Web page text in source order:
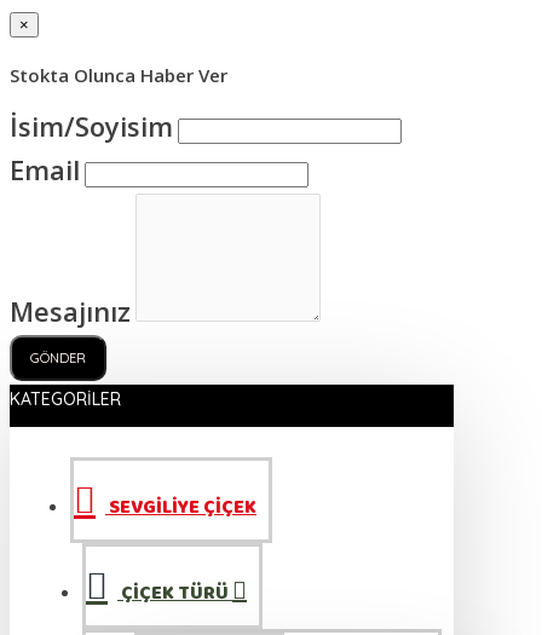
×
Stokta Olunca Haber Ver
İsim/Soyisim
Email
Mesajınız
GÖNDER
KATEGORILER
SEVGİLİYE ÇİÇEK
ÇİÇEK TÜRÜ